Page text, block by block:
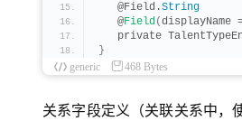
   @Field.
String
   @
Field(displayName
private
}
generic
468 Bytes
关系字段定义（关联关系中，